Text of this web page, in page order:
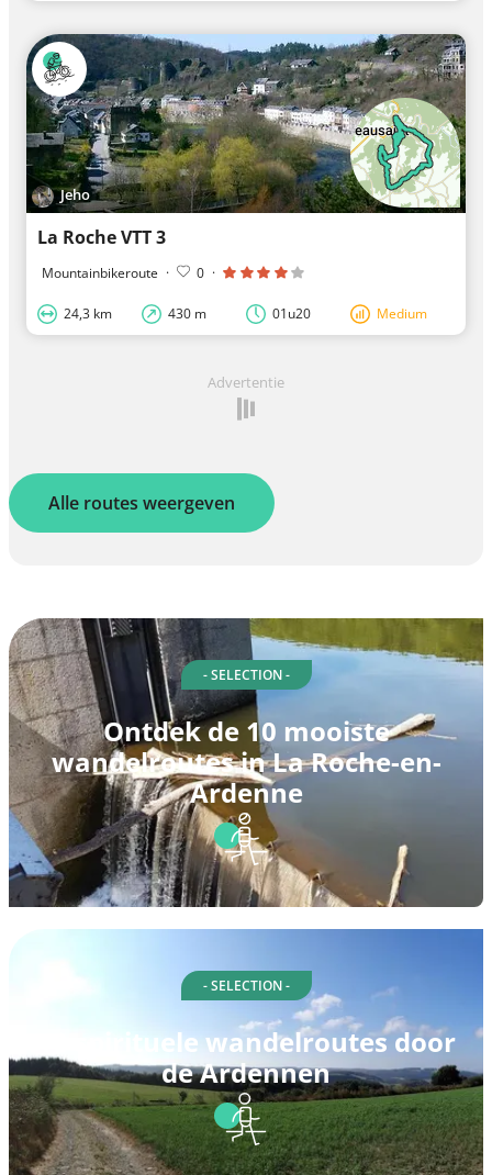
Jeho
La Roche VTT 3
Mountainbikeroute · 0 ·
24,3 km 430 m 01u20 Medium
Advertentie
Alle routes weergeven
- SELECTION -
Ontdek de 10 mooiste
wandelroutes in La Roche-en-
Ardenne
- SELECTION -
10 spirituele wandelroutes door
de Ardennen